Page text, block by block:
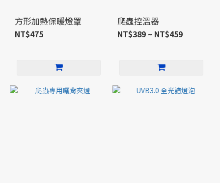
方形加熱保暖燈罩
NT$475
爬蟲控溫器
NT$389 ~ NT$459